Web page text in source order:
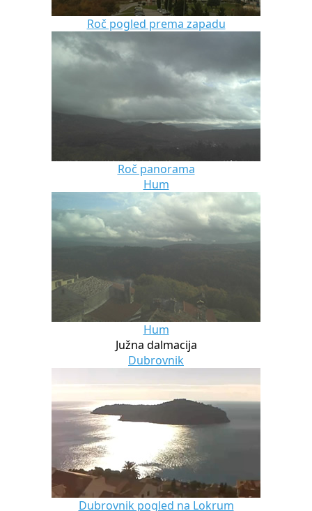
Roč pogled prema zapadu
Roč panorama
Hum
Hum
Južna dalmacija
Dubrovnik
Dubrovnik pogled na Lokrum